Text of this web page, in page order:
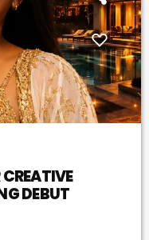
DEBUT